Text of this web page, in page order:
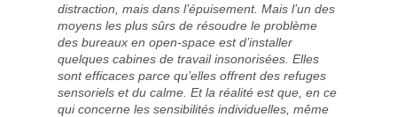
distraction, mais dans l’épuisement. Mais l’un des
moyens les plus sûrs de résoudre le problème
des bureaux en open-space est d’installer
quelques cabines de travail insonorisées. Elles
sont efficaces parce qu’elles offrent des refuges
sensoriels et du calme. Et la réalité est que, en ce
qui concerne les sensibilités individuelles, même